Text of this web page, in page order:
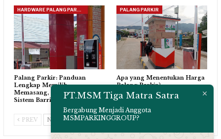
Palang Parkir: Panduan
Lengkap Memilih,
Memasang, dan Merawat
Sistem Barrier Gate…
PALANG PARKIR
Apa yang Menentukan Harga
Palang Parkir?
PREV NEXT
PT.MSM Tiga Matra Satra
Bergabung Menjadi Anggota
MSMPARKINGGROUP?